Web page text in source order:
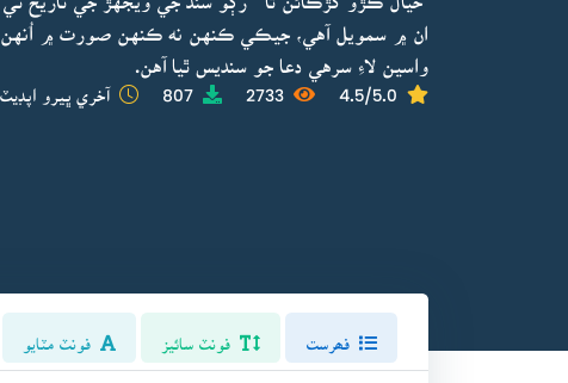
ان ۾ سمويل آهي، جيڪي ڪنهن نه ڪنهن صورت ۾ اُنهن
واسين لاءِ سرهي دعا جو سنديس ٿيا آهن.
4.5/5.0
2733
807 آخري ڀيرو اپڊيٽ
فونٽ سائيز فونٽ مٽايو